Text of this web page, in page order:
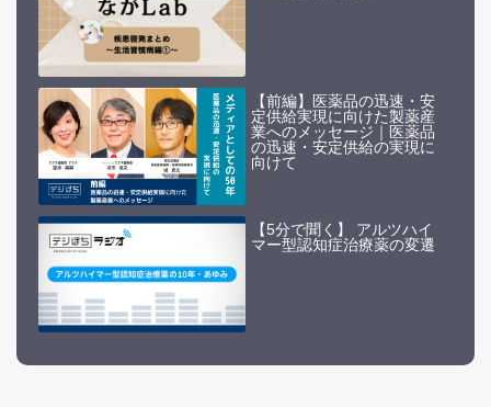
【前編】医薬品の迅速・安
定供給実現に向けた製薬産
業へのメッセージ｜医薬品
の迅速・安定供給の実現に
向けて
【5分で聞く】 アルツハイ
マー型認知症治療薬の変遷